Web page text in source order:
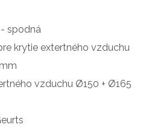
spodná
krytie extertného vzduchu
vzduchu Ø150 + Ø165